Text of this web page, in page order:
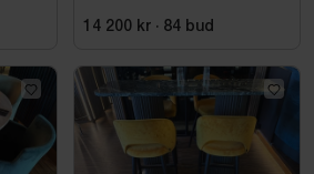
14 200 kr · 84 bud